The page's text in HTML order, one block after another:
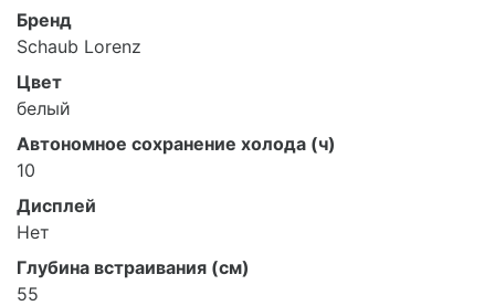
Бренд
Schaub Lorenz
Цвет
белый
Автономное сохранение холода (ч)
10
Дисплей
Нет
Глубина встраивания (см)
55